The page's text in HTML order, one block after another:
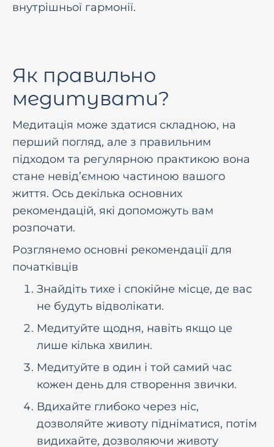
внутрішньої гармонії.
Як правильно
медитувати?
Медитація може здатися складною, на
перший погляд, але з правильним
підходом та регулярною практикою вона
стане невід’ємною частиною вашого
життя. Ось декілька основних
рекомендацій, які допоможуть вам
розпочати.
Розглянемо основні рекомендації для
початківців
Знайдіть тихе і спокійне місце, де вас
не будуть відволікати.
Медитуйте щодня, навіть якщо це
лише кілька хвилин.
Медитуйте в один і той самий час
кожен день для створення звички.
Вдихайте глибоко через ніс,
дозволяйте животу підніматися, потім
видихайте, дозволяючи животу